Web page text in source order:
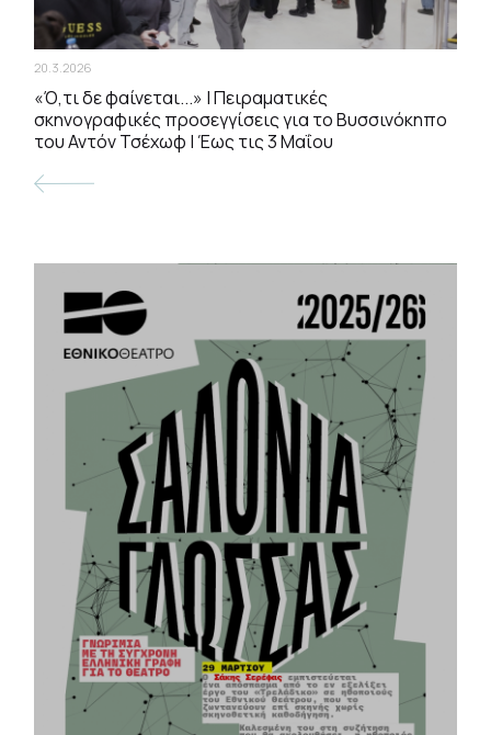
20.3.2026
«Ό,τι δε φαίνεται...» | Πειραματικές
σκηνογραφικές προσεγγίσεις για το Βυσσινόκηπο
του Αντόν Τσέχωφ | Έως τις 3 Μαΐου